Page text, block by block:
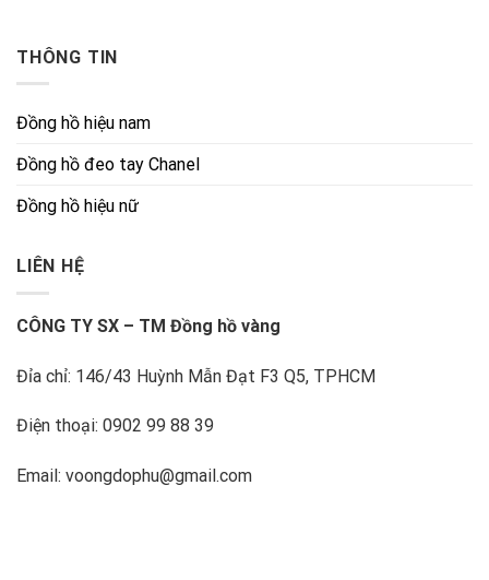
THÔNG TIN
Đồng hồ hiệu nam
Đồng hồ đeo tay Chanel
Đồng hồ hiệu nữ
LIÊN HỆ
CÔNG TY SX – TM Đồng hồ vàng
Đỉa chỉ: 146/43 Huỳnh Mẫn Đạt F3 Q5, TPHCM
Điện thoại: 0902 99 88 39
Email: voongdophu@gmail.com